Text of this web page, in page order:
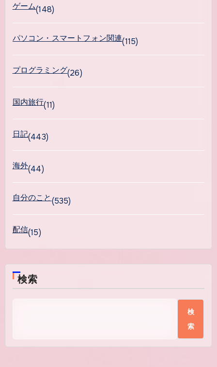
ゲーム(148)
パソコン・スマートフォン関連(115)
プログラミング(26)
国内旅行(11)
日記(443)
海外(44)
自分のこと(535)
配信(15)
検索
検
索